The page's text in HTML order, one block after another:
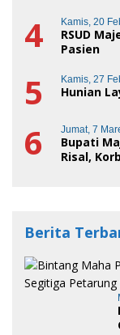
4 Kamis, 20
RSUD
Pasien
5 Kamis, 27
Hunian
6 Jumat, 7
Bupati
Risal,
Berita